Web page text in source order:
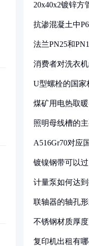
20x40x2镀锌方
抗渗混凝土中
法兰PN25和
消费者对洗衣
U型螺栓的国家
煤矿用电热取
照明母线槽的
A516Gr70对应
镀镍钢带可以
计量泵如何达
联轴器的轴孔
不锈钢材质厚
复印机出租有